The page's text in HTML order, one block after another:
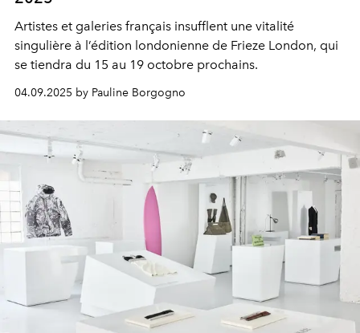
Artistes et galeries français insufflent une vitalité
singulière à l’édition londonienne de Frieze London, qui
se tiendra du 15 au 19 octobre prochains.
04.09.2025 by Pauline Borgogno